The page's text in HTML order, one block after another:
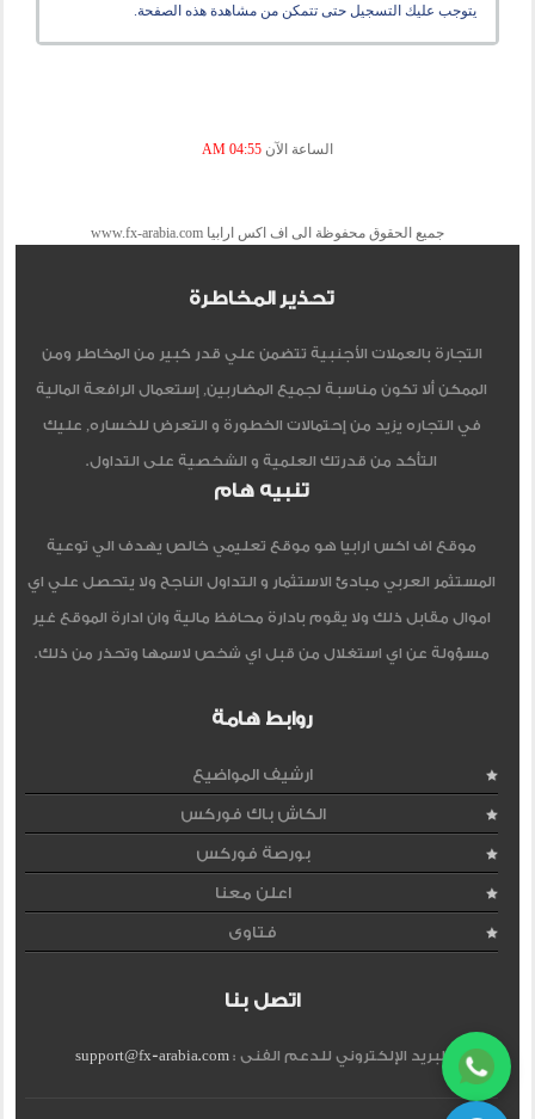
يتوجب عليك التسجيل حتى تتمكن من مشاهدة هذه الصفحة.
الساعة الآن 04:55 AM
جميع الحقوق محفوظة الى اف اكس ارابيا www.fx-arabia.com
تحذير المخاطرة
التجارة بالعملات الأجنبية تتضمن علي قدر كبير من المخاطر ومن
الممكن ألا تكون مناسبة لجميع المضاربين, إستعمال الرافعة المالية
في التجاره يزيد من إحتمالات الخطورة و التعرض للخساره, عليك
التأكد من قدرتك العلمية و الشخصية على التداول.
تنبيه هام
موقع اف اكس ارابيا هو موقع تعليمي خالص يهدف الي توعية
المستثمر العربي مبادئ الاستثمار و التداول الناجح ولا يتحصل علي اي
اموال مقابل ذلك ولا يقوم بادارة محافظ مالية وان ادارة الموقع غير
مسؤولة عن اي استغلال من قبل اي شخص لاسمها وتحذر من ذلك.
روابط هامة
ارشيف المواضيع
الكاش باك فوركس
بورصة فوركس
اعلن معنا
فتاوى
اتصل بنا
البريد الإلكتروني للدعم الفنى :support@fx-arabia.com